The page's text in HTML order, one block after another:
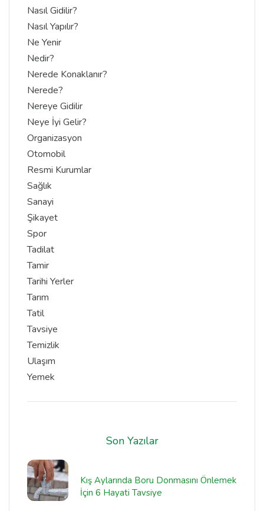
Nasıl Gidilir?
Nasıl Yapılır?
Ne Yenir
Nedir?
Nerede Konaklanır?
Nerede?
Nereye Gidilir
Neye İyi Gelir?
Organizasyon
Otomobil
Resmi Kurumlar
Sağlık
Sanayi
Şikayet
Spor
Tadilat
Tamir
Tarihi Yerler
Tarım
Tatil
Tavsiye
Temizlik
Ulaşım
Yemek
Son Yazılar
Kış Aylarında Boru Donmasını Önlemek
İçin 6 Hayati Tavsiye